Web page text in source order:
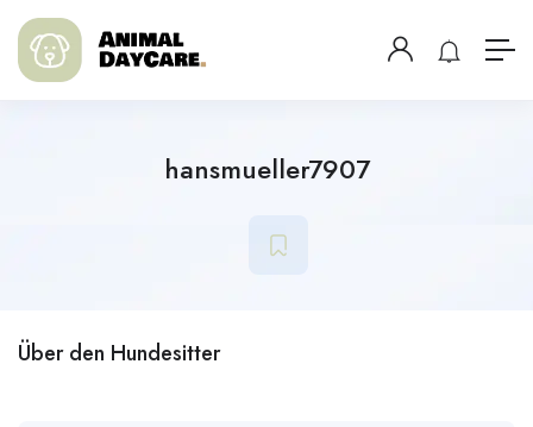
hansmueller7907
Über den Hundesitter